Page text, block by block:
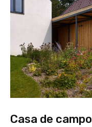
Casa de campo